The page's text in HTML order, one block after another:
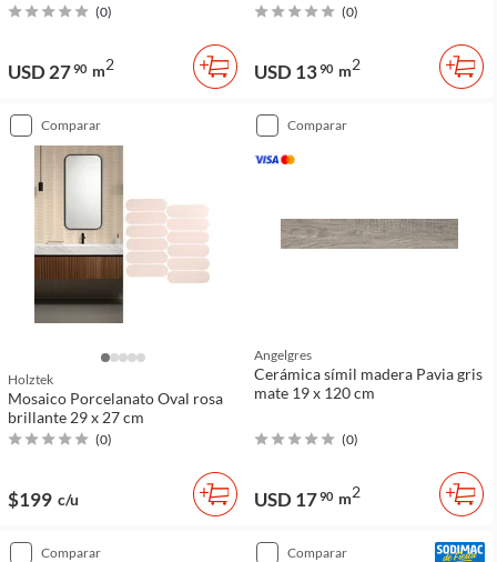
(0)
USD 2790 m2
(0)
USD 1390 m2
comparar
Holztek
Mosaico Porcelanato Oval rosa
brillante 29 x 27 cm
(0)
$199 c/u
comparar
Angelgres
Cerámica símil madera Pavia gris
mate 19 x 120 cm
(0)
USD 1790 m2
comparar comparar